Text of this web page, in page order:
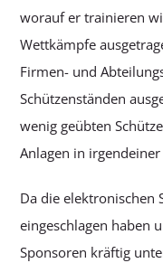
worauf er trainieren
Wettkämpfe
Firmen- und
Schützenständen
wenig geübten
Anlagen in
Da die elektronischen
eingeschlagen haben
Sponsoren kräftig